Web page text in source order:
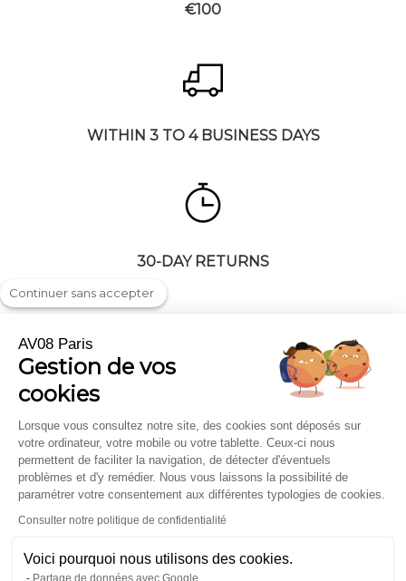
€100
WITHIN 3 TO 4 BUSINESS DAYS
30-DAY RETURNS
Shipping & returns
FAQ
Legal notice
Terms of sale
Where to find us ?
Contact
Press highlights
Trade and Corporate
Gift cards
Scarfs
Inscription À La Newsletter
Continuer sans accepter
AV08 Paris
Gestion de vos
cookies
Lorsque vous consultez notre site, des cookies sont déposés sur
votre ordinateur, votre mobile ou votre tablette. Ceux-ci nous
permettent de faciliter la navigation, de détecter d'éventuels
problèmes et d'y remédier. Nous vous laissons la possibilité de
paramétrer votre consentement aux différentes typologies de cookies.
Consulter notre politique de confidentialité
Voici pourquoi nous utilisons des cookies.
Partage de données avec Google